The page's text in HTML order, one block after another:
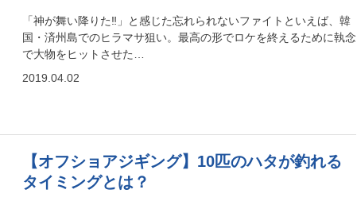
「神が舞い降りた‼」と感じた忘れられないファイトといえば、韓
国・済州島でのヒラマサ狙い。最高の形でロケを終えるために執念
で大物をヒットさせた…
2019.04.02
【オフショアジギング】10匹のハタが釣れる
タイミングとは？